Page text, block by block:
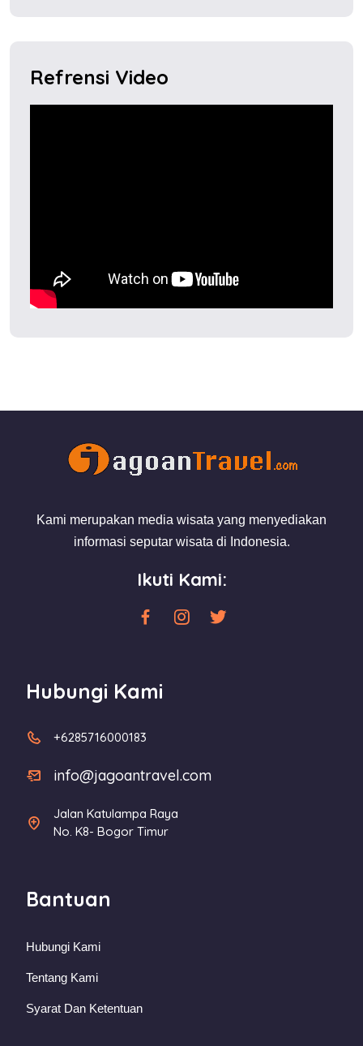
Refrensi Video
Kami merupakan media wisata yang menyediakan
informasi seputar wisata di Indonesia.
Ikuti Kami:
Hubungi Kami
+6285716000183
info@jagoantravel.com
Jalan Katulampa Raya
No. K8- Bogor Timur
Bantuan
Hubungi Kami
Tentang Kami
Syarat Dan Ketentuan